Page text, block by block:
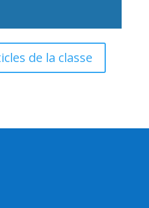
de la classe